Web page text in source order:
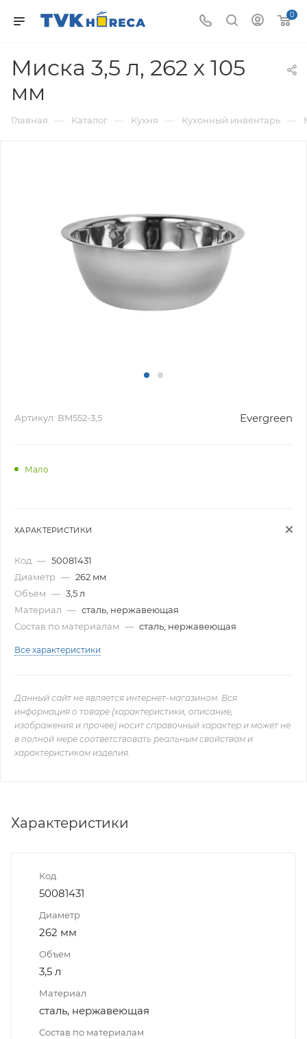
0
Миска 3,5 л, 262 x 105
мм
Главная — Каталог — Кухня — Кухонный инвентарь —
Артикул: BM552-3,5 Evergreen
Мало
ХАРАКТЕРИСТИКИ
Код — 50081431
Диаметр — 262 мм
Объем — 3,5 л
Материал — сталь, нержавеющая
Состав по материалам — сталь, нержавеющая
Все характеристики
Данный сайт не является интернет-магазином. Вся
информация о товаре (характеристики, описание,
изображения и прочее) носит справочный характер и может не
в полной мере соответствовать реальным свойствам и
характеристикам изделия.
Характеристики
Код
50081431
Диаметр
262 мм
Объем
3,5 л
Материал
сталь, нержавеющая
Состав по материалам